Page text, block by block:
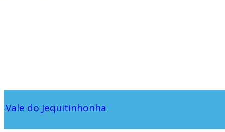
Vale do Jequitinhonha